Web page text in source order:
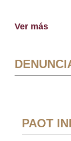
Ver más
PAOT